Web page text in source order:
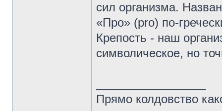
сил организма.
«Про» (pro) по-
Крепость - наш
символическое, но
Прямо колдовство